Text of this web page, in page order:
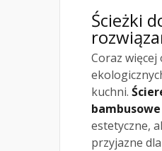
Ścieżki
Coraz
kuchni.
bambusowe
estetyczne,
przyjazne